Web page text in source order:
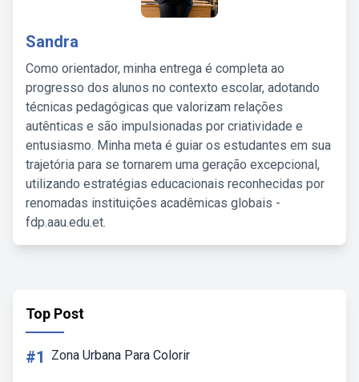
Sandra
Como orientador, minha entrega é completa ao
progresso dos alunos no contexto escolar, adotando
técnicas pedagógicas que valorizam relações
autênticas e são impulsionadas por criatividade e
entusiasmo. Minha meta é guiar os estudantes em sua
trajetória para se tornarem uma geração excepcional,
utilizando estratégias educacionais reconhecidas por
renomadas instituições acadêmicas globais -
fdp.aau.edu.et.
Top Post
#1 Zona Urbana Para Colorir